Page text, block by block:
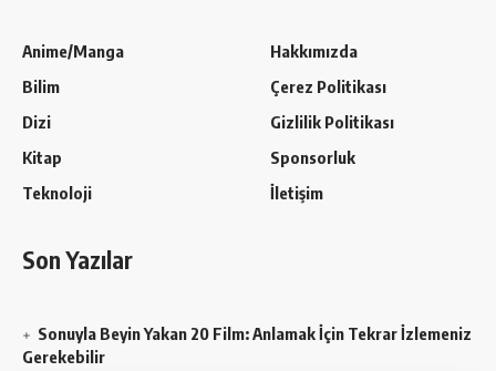
Anime/Manga
Bilim
Dizi
Kitap
Teknoloji
Hakkımızda
Çerez Politikası
Gizlilik Politikası
Sponsorluk
İletişim
Son Yazılar
Sonuyla Beyin Yakan 20 Film: Anlamak İçin Tekrar İzlemeniz
Gerekebilir